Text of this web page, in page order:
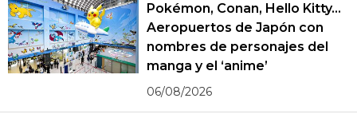
Pokémon, Conan, Hello Kitty...
Aeropuertos de Japón con
nombres de personajes del
manga y el ‘anime’
06/08/2026